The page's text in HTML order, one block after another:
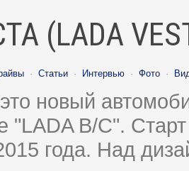
(LADA
· Статьи · Интервью · Фото ·
новый
"LADA B/C".
года. Над